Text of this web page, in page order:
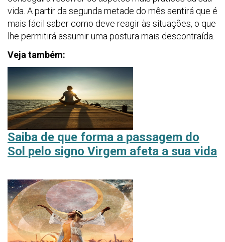
vida. A partir da segunda metade do mês sentirá que é
mais fácil saber como deve reagir às situações, o que
lhe permitirá assumir uma postura mais descontraída.
Veja também:
Saiba de que forma a passagem do
Sol pelo signo Virgem afeta a sua vida